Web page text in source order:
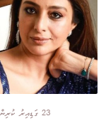
23 ގަޑިއިރު ކުރިން